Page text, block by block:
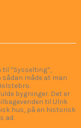
”Sysselting”,